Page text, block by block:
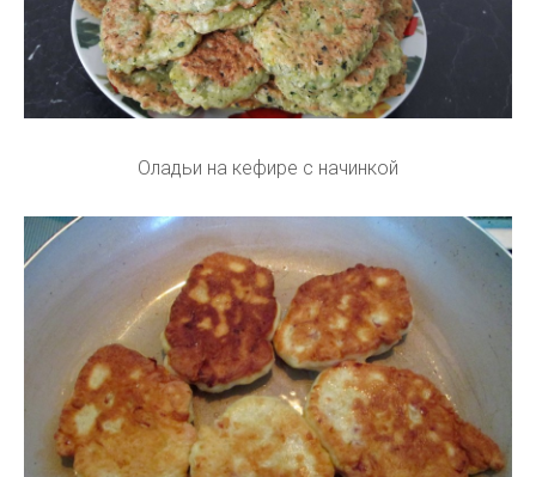
Оладьи на кефире с начинкой